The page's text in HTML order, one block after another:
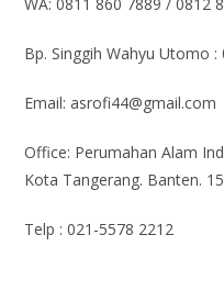
Bp. Singgih Wahyu Utomo :
Email: asrofi44@gmail.com
Office: Perumahan Alam
Kota Tangerang. Banten.
Telp : 021-5578 2212